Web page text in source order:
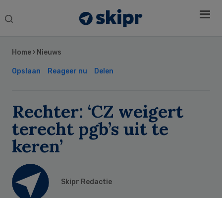
Search
Home › Nieuws
Opslaan Reageer nu Delen
Rechter: ‘CZ weigert
terecht pgb’s uit te
keren’
Skipr Redactie
Sidebar